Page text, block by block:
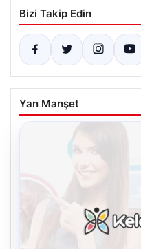
Bizi Takip Edin
Yan Manşet